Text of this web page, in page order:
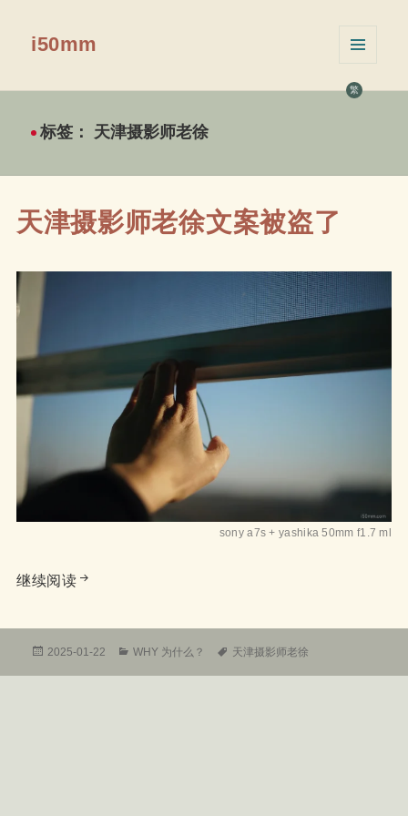
繁
i50mm
挂件
标签： 天津摄影师老徐
天津摄影师老徐文案被盗了
sony a7s + yashika 50mm f1.7 ml
继续阅读天津摄影师老徐文案被盗了
发
2025-01-22
分
WHY 为什么？
标
天津摄影师老徐